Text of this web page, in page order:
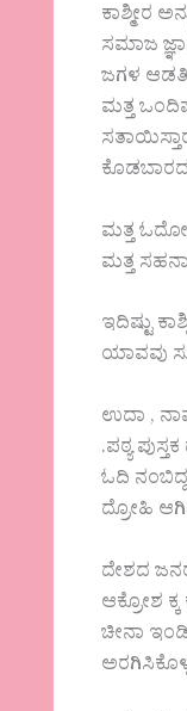
ಕಾಶ್ಮೀರ
ಸಮಾಜ
ಜಗಳ
ಮತ್ತ
ಮತ್ತ ಓದೋ
ಮತ್ತ
ಇದಿಷ್ಟು
ಯಾವವು
ಉದಾ ,
.ಪಠ್ಯ
ಓದಿ
ದ್ರೋಹಿ
ದೇಶದ
ಆಕ್ರೋಶ
ಚೀನಾ